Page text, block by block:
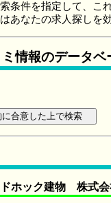
条件を指定して、こ
はあなたの求人探しを
情報のデータベ
ホック建物 株式